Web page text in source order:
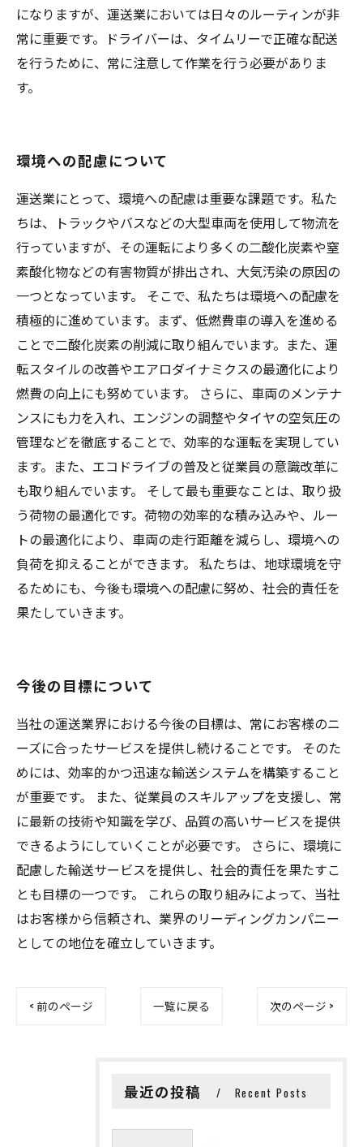
になりますが、運送業においては日々のルーティンが非
常に重要です。ドライバーは、タイムリーで正確な配送
を行うために、常に注意して作業を行う必要がありま
す。
環境への配慮について
運送業にとって、環境への配慮は重要な課題です。私た
ちは、トラックやバスなどの大型車両を使用して物流を
行っていますが、その運転により多くの二酸化炭素や窒
素酸化物などの有害物質が排出され、大気汚染の原因の
一つとなっています。 そこで、私たちは環境への配慮を
積極的に進めています。まず、低燃費車の導入を進める
ことで二酸化炭素の削減に取り組んでいます。また、運
転スタイルの改善やエアロダイナミクスの最適化により
燃費の向上にも努めています。 さらに、車両のメンテナ
ンスにも力を入れ、エンジンの調整やタイヤの空気圧の
管理などを徹底することで、効率的な運転を実現してい
ます。また、エコドライブの普及と従業員の意識改革に
も取り組んでいます。 そして最も重要なことは、取り扱
う荷物の最適化です。荷物の効率的な積み込みや、ルー
トの最適化により、車両の走行距離を減らし、環境への
負荷を抑えることができます。 私たちは、地球環境を守
るためにも、今後も環境への配慮に努め、社会的責任を
果たしていきます。
今後の目標について
当社の運送業界における今後の目標は、常にお客様のニ
ーズに合ったサービスを提供し続けることです。 そのた
めには、効率的かつ迅速な輸送システムを構築すること
が重要です。 また、従業員のスキルアップを支援し、常
に最新の技術や知識を学び、品質の高いサービスを提供
できるようにしていくことが必要です。 さらに、環境に
配慮した輸送サービスを提供し、社会的責任を果たすこ
とも目標の一つです。 これらの取り組みによって、当社
はお客様から信頼され、業界のリーディングカンパニー
としての地位を確立していきます。
< 前のページ 一覧に戻る 次のページ >
最近の投稿 Recent Posts